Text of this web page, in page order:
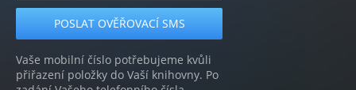
Vaše mobilní číslo potřebujeme kvůli
přiřazení položky do Vaší knihovny. Po